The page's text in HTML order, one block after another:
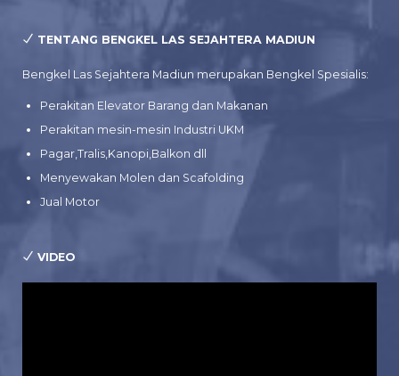
TENTANG BENGKEL LAS SEJAHTERA MADIUN
Bengkel Las Sejahtera Madiun merupakan Bengkel Spesialis:
Perakitan Elevator Barang dan Makanan
Perakitan mesin-mesin Industri UKM
Pagar,Tralis,Kanopi,Balkon dll
Menyewakan Molen dan Scafolding
Jual Motor
VIDEO